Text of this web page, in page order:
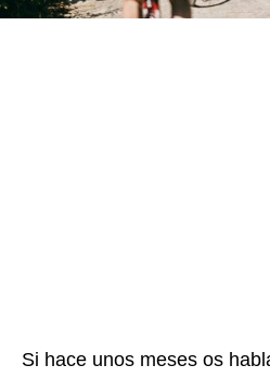
Si hace unos meses os